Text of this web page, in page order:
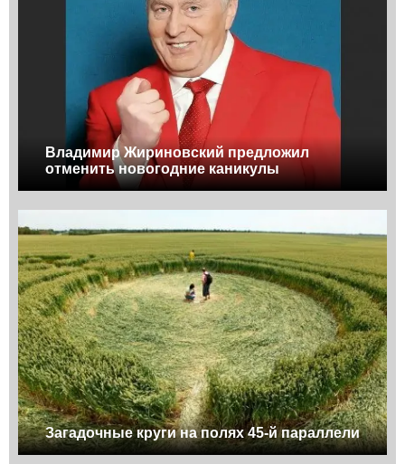
Владимир Жириновский предложил
отменить новогодние каникулы
Загадочные круги на полях 45-й параллели